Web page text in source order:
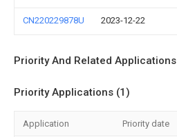
CN220229878U 2023-12-22
Priority And Related Applications
Priority Applications (1)
Application Priority date